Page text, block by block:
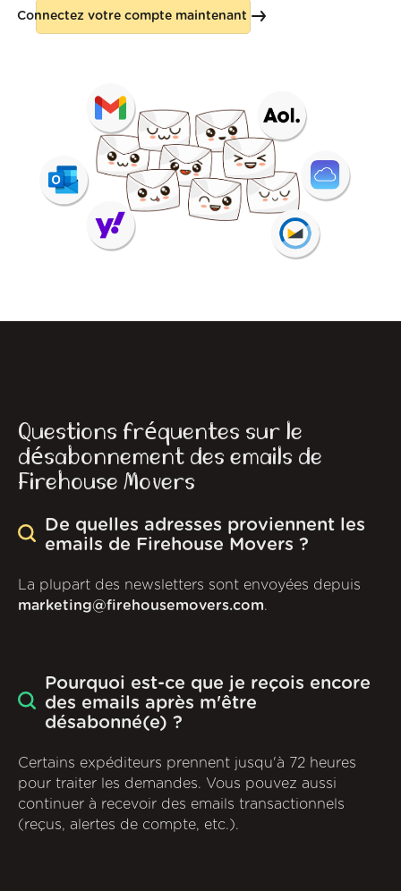
Connectez votre compte maintenant
Questions fréquentes sur le
désabonnement des emails de
Firehouse Movers
De quelles adresses proviennent les
emails de Firehouse Movers ?
La plupart des newsletters sont envoyées depuis
marketing@firehousemovers.com.
Pourquoi est-ce que je reçois encore
des emails après m'être
désabonné(e) ?
Certains expéditeurs prennent jusqu'à 72 heures
pour traiter les demandes. Vous pouvez aussi
continuer à recevoir des emails transactionnels
(reçus, alertes de compte, etc.).